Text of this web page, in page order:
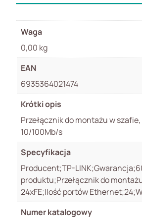
Waga
0,00 kg
EAN
6935364021474
Krótki opis
Przełącznik do montażu w
10/100Mb/s
Specyfikacja
Producent;TP-
produktu;Przełącznik do
24xFE;Ilość portów
Numer katalogowy